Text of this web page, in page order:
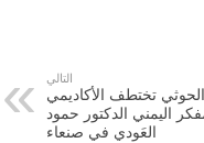
التالي
تختطف الأكاديمي
اليمني الدكتور حمود
العَودي في صنعاء